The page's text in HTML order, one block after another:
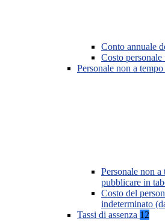
Conto annuale
Costo
Personale non a
Personale non
pubblicare in
Costo del
indeterminato
Tassi di assenza 12